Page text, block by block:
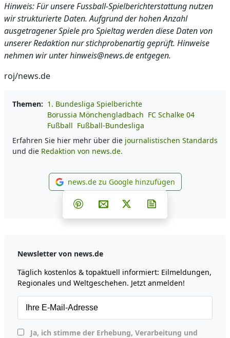
Hinweis: Für unsere Fussball-Spielberichterstattung nutzen
wir strukturierte Daten. Aufgrund der hohen Anzahl
ausgetragener Spiele pro Spieltag werden diese Daten von
unserer Redaktion nur stichprobenartig geprüft. Hinweise
nehmen wir unter hinweis@news.de entgegen.
roj/news.de
Themen: 1. Bundesliga Spielberichte
Borussia Mönchengladbach FC Schalke 04
Fußball Fußball-Bundesliga
Erfahren Sie hier mehr über die journalistischen Standards
und die Redaktion von news.de.
news.de zu Google
news.de zu Google hinzufügen
Teilen auf Facebook
Teilen auf Whatsapp
Teilen auf Telegram
Teilen auf Pinterest
Per E-Mail teilen
Post auf X
Newsletter von news.de
Täglich kostenlos & topaktuell informiert: Eilmeldungen,
Regionales und Weltgeschehen. Jetzt anmelden!